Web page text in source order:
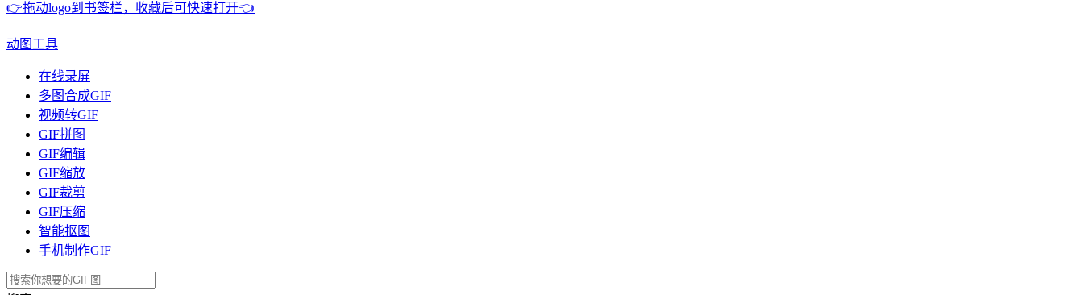
👉拖动logo到书签栏，收藏后可快速打开👈
动图工具
在线录屏
多图合成GIF
视频转GIF
GIF拼图
GIF编辑
GIF缩放
GIF裁剪
GIF压缩
智能抠图
手机制作GIF